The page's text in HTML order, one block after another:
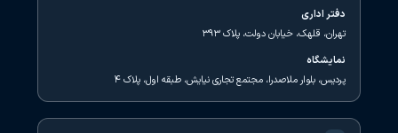
دفتر اداری
تهران، قلهک، خیابان دولت، پلاک ۳۹۳
نمایشگاه
پردیس، بلوار ملاصدرا، مجتمع تجاری نیایش، طبقه اول، پلاک ۴